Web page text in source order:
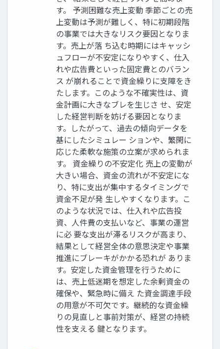
す。 予測困難な売上変動 季節ごとの売
上変動は予測が難しく、特に初期段階
の事業では大きなリスク要因となりま
す。売上が落 ち込む時期にはキャッシ
ュフローが不安定になりやすく、仕入
れや広告費といった固定費とのバラン
ス が崩れることで資金繰りに支障をき
たします。このような不確実性は、資
金計画に大きなブレを生じさ せ、安定
した経営判断を妨げる要因となりま
す。したがって、過去の傾向データを
基にしたシミュレー ションや、繁閑に
応じた柔軟な施策の立案が求められま
す。 資金繰りの不安定化 売上の変動が
大きい場合、資金の流れが不安定にな
り、特に支出が集中するタイミングで
資金不足が発 生しやすくなります。こ
のような状況では、仕入れや広告投
資、人件費の支払いなど、事業の運営
に必 要な支出が滞るリスクが高まり、
結果として経営全体の意思決定や事業
推進にブレーキがかかる恐れが ありま
す。安定した資金管理を行うために
は、売上低迷期を想定した余剰資金の
確保や、緊急時に備え た資金調達手段
の用意が不可欠です。継続的な資金繰
りの見直しと事前対策が、経営の持続
性を支える 鍵となります。